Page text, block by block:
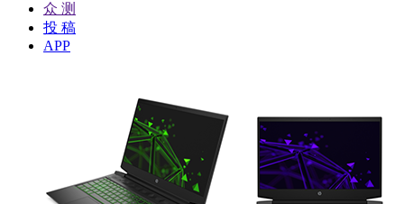
众 测
投 稿
APP